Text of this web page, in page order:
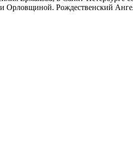
Рождественский